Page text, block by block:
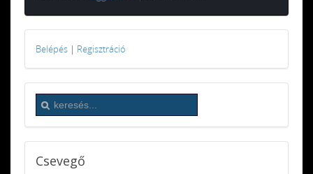
Belépés | Regisztráció
Csevegő